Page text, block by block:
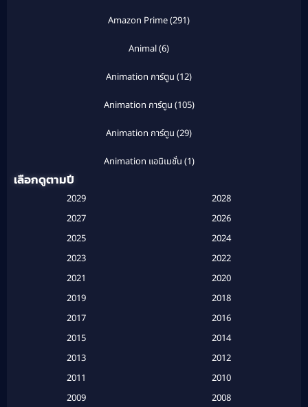
Amazon Prime(291)
Animal(6)
Animation การ์ตูน (12)
Animation การ์ตูน (105)
Animation การ์ตูน (29)
Animation แอนิเมชั่น (1)
Based on a True Story สร้างจากเรื่องจริง(2)
Based on a True Story เรื่องจริง (16)
เลือกดูตามปี
2029
2028
2027
2026
2025
2024
2023
2022
2021
2020
2019
2018
2017
2016
2015
2014
2013
2012
2011
2010
2009
2008